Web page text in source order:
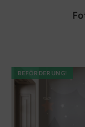
BEFÖRDERUNG!